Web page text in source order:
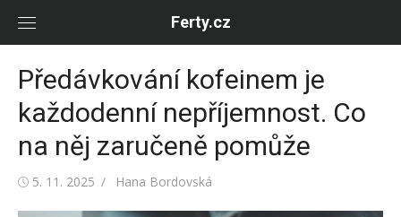
Ferty.cz
Předávkování kofeinem je
každodenní nepříjemnost. Co
na něj zaručeně pomůže
Posted
5. 11. 2025 Author
Hana Bordovská